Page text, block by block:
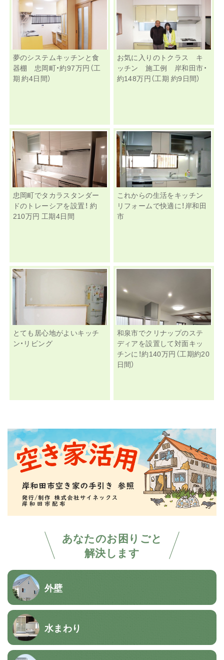
あなたのお困りごと
解決します
外壁
水まわり
夢のシステムキッチンと食
器棚 忠岡町・約97万円（工
期 約4日間）
お気に入りのトクラス キ
ッチン 施工例 岸和田市・
約148万円（工期 約9日間）
忠岡町でタカラスタンダー
ドのトレーシアを設置！ 約
210万円 工期4日間
これからの生活をキッチン
リフォームで快適に！岸和田
市
とても居心地がよいキッチ
ン・リビング
和泉市でクリナップのステ
ディアを設置して対面キッ
チンに！約140万円（工期約20
日間）